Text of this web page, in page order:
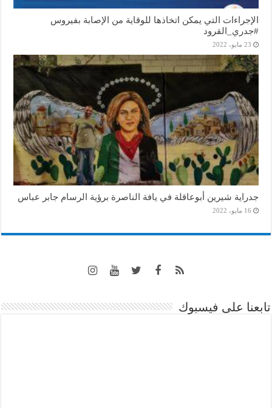
الإجراءات التي يمكن اتخاذها للوقاية من الإصابة بفيروس
#جدري_القرود
23 مايو، 2022
جدراية شيرين أبوعاقلة في يافة الناصرة برؤية الرسام جابر عباس
16 مايو، 2022
تابعنا على فيسبوك